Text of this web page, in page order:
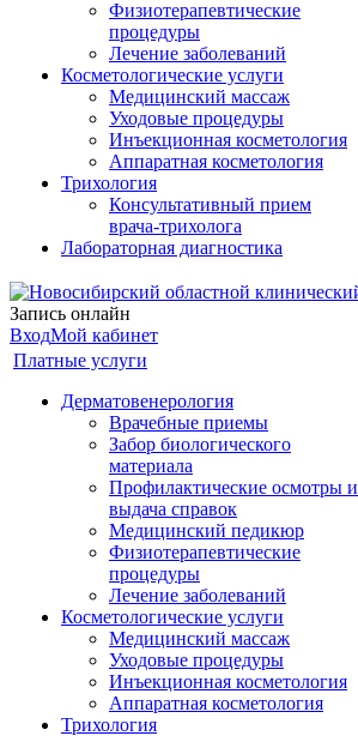
Физиотерапевтические
процедуры
Лечение заболеваний
Косметологические услуги
Медицинский массаж
Уходовые процедуры
Инъекционная косметология
Аппаратная косметология
Трихология
Консультативный прием
врача-трихолога
Лабораторная диагностика
Запись онлайн
ВходМой кабинет
Платные услуги
Дерматовенерология
Врачебные приемы
Забор биологического
материала
Профилактические осмотры и
выдача справок
Медицинский педикюр
Физиотерапевтические
процедуры
Лечение заболеваний
Косметологические услуги
Медицинский массаж
Уходовые процедуры
Инъекционная косметология
Аппаратная косметология
Трихология